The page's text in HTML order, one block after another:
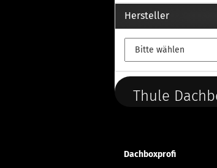
Hersteller
Thule
Dachboxprofi